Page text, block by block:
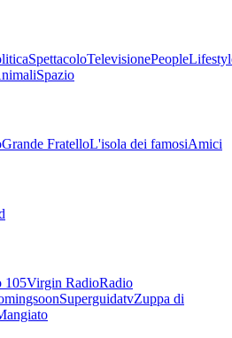
SpettacoloTelevisionePeople
Spazio
Grande FratelloL'isola dei famosiAmici
105Virgin RadioRadio
SuperguidatvZuppa di